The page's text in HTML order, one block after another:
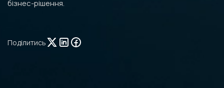
бізнес-рішення.
Поділитись